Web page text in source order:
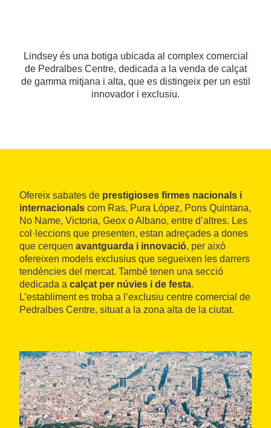
Lindsey és una botiga ubicada al complex comercial
de Pedralbes Centre, dedicada a la venda de calçat
de gamma mitjana i alta, que es distingeix per un estil
innovador i exclusiu.
Ofereix sabates de prestigioses firmes nacionals i
internacionals com Ras, Pura López, Pons Quintana,
No Name, Victoria, Geox o Albano, entre d’altres. Les
col·leccions que presenten, estan adreçades a dones
que cerquen avantguarda i innovació, per això
ofereixen models exclusius que segueixen les darrers
tendències del mercat. També tenen una secció
dedicada a calçat per núvies i de festa.
L’establiment es troba a l’exclusiu centre comercial de
Pedralbes Centre, situat a la zona alta de la ciutat.